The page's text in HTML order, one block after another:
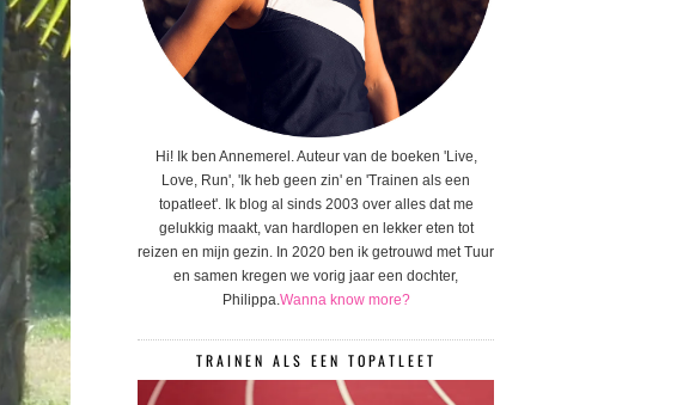
Hi! Ik ben Annemerel. Auteur van de boeken 'Live,
Love, Run', 'Ik heb geen zin' en 'Trainen als een
topatleet'. Ik blog al sinds 2003 over alles dat me
gelukkig maakt, van hardlopen en lekker eten tot
reizen en mijn gezin. In 2020 ben ik getrouwd met Tuur
en samen kregen we vorig jaar een dochter,
Philippa.Wanna know more?
TRAINEN ALS EEN TOPATLEET